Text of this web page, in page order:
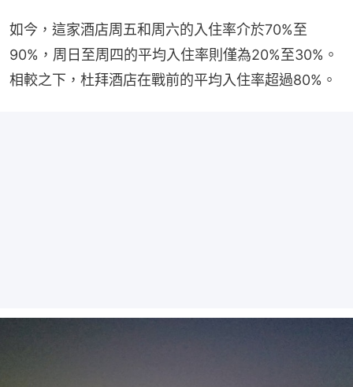
如今，這家酒店周五和周六的入住率介於70%至
90%，周日至周四的平均入住率則僅為20%至30%。
相較之下，杜拜酒店在戰前的平均入住率超過80%。